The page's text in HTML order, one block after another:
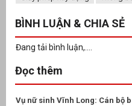
BÌNH LUẬN & CHIA SẺ
Đang tải bình luận,....
Đọc thêm
Vụ nữ sinh Vĩnh Long: Cán bộ